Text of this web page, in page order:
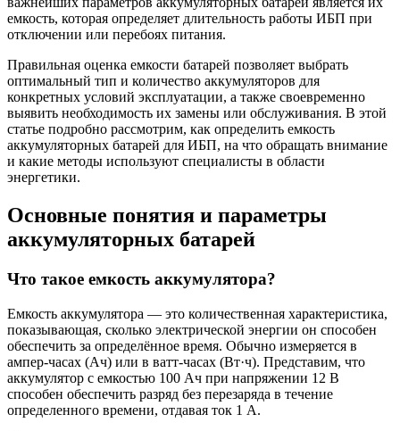
емкость, которая определяет длительность работы ИБП при
отключении или перебоях питания.
Правильная оценка емкости батарей позволяет выбрать
оптимальный тип и количество аккумуляторов для
конкретных условий эксплуатации, а также своевременно
выявить необходимость их замены или обслуживания. В этой
статье подробно рассмотрим, как определить емкость
аккумуляторных батарей для ИБП, на что обращать внимание
и какие методы используют специалисты в области
энергетики.
Основные понятия и параметры
аккумуляторных батарей
Что такое емкость аккумулятора?
Емкость аккумулятора — это количественная характеристика,
показывающая, сколько электрической энергии он способен
обеспечить за определённое время. Обычно измеряется в
ампер-часах (Ач) или в ватт-часах (Вт·ч). Представим, что
аккумулятор с емкостью 100 Ач при напряжении 12 В
способен обеспечить разряд без перезаряда в течение
определенного времени, отдавая ток 1 А.